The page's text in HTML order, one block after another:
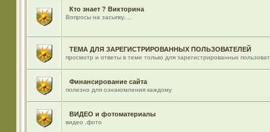
Кто знает ? Викторина
Вопросы на засыпку.....
ТЕМА ДЛЯ ЗАРЕГИСТРИРОВАННЫХ ПОЛЬЗОВАТЕЛЕЙ
просмотр и ответы в теме только для зарегистрированных
Финансирование сайта
полезно для ознакомления каждому
ВИДЕО и фотоматериалы
видео ,фото